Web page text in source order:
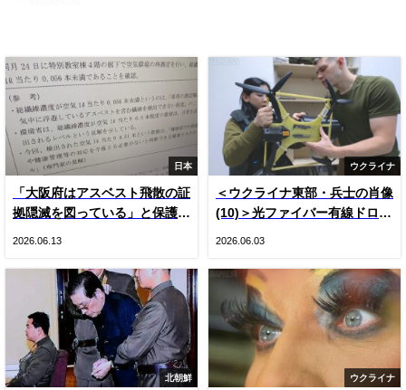
日本
「大阪府はアスベスト飛散の証
拠隠滅を図っている」と保護者
張否定
2026.06.13
ウクライナ
＜ウクライナ東部・兵士の肖像
(10)＞光ファイバー有線ドロー
2026.06.03
北朝鮮 ウクライナ